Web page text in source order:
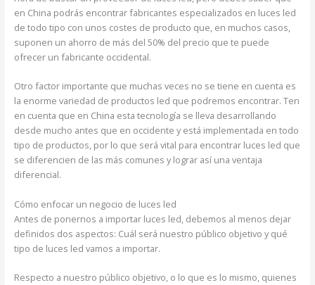
en China podrás encontrar fabricantes especializados en luces led
de todo tipo con unos costes de producto que, en muchos casos,
suponen un ahorro de más del 50% del precio que te puede
ofrecer un fabricante occidental.
Otro factor importante que muchas veces no se tiene en cuenta es
la enorme variedad de productos led que podremos encontrar. Ten
en cuenta que en China esta tecnología se lleva desarrollando
desde mucho antes que en occidente y está implementada en todo
tipo de productos, por lo que será vital para encontrar luces led que
se diferencien de las más comunes y lograr así una ventaja
diferencial.
Cómo enfocar un negocio de luces led
Antes de ponernos a importar luces led, debemos al menos dejar
definidos dos aspectos: Cuál será nuestro público objetivo y qué
tipo de luces led vamos a importar.
Respecto a nuestro público objetivo, o lo que es lo mismo, quienes